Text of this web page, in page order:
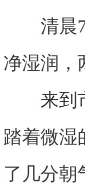
清晨7
净湿润，
来到市
踏着微湿
了几分朝